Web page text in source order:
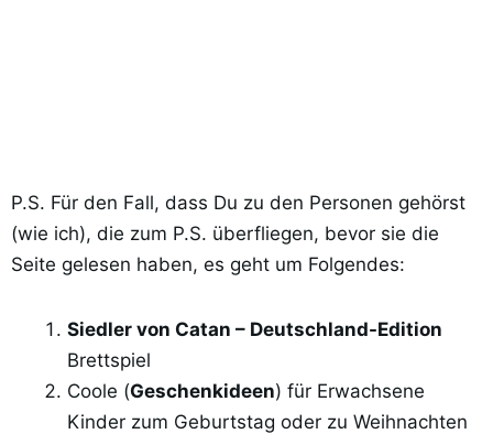
P.S. Für den Fall, dass Du zu den Personen gehörst
(wie ich), die zum P.S. überfliegen, bevor sie die
Seite gelesen haben, es geht um Folgendes:
Siedler von Catan – Deutschland-Edition
Brettspiel
Coole (Geschenkideen) für Erwachsene
Kinder zum Geburtstag oder zu Weihnachten